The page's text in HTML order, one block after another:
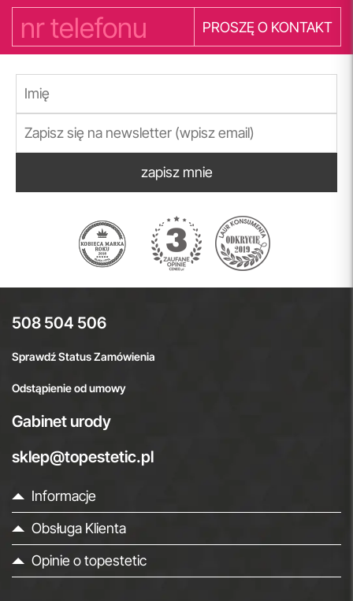
PROSZĘ O KONTAKT
zapisz mnie
508 504 506
Sprawdź Status Zamówienia
Odstąpienie od umowy
Gabinet urody
sklep@topestetic.pl
Informacje
Obsługa Klienta
Opinie o topestetic